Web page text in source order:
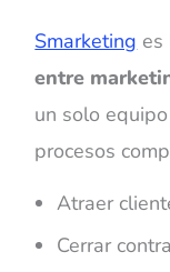
Smarketing es
entre
un solo
procesos
Atraer
Cerrar